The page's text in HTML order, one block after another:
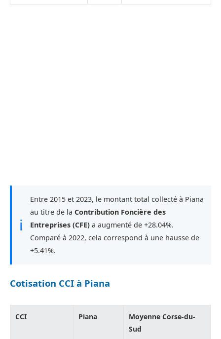
ℹ
Entre 2015 et 2023, le montant total collecté à Piana
au titre de la Contribution Foncière des
Entreprises (CFE) a augmenté de +28.04%.
Comparé à 2022, cela correspond à une hausse de
+5.41%.
Cotisation CCI à Piana
CCI Piana
Moyenne Corse-du-
Sud